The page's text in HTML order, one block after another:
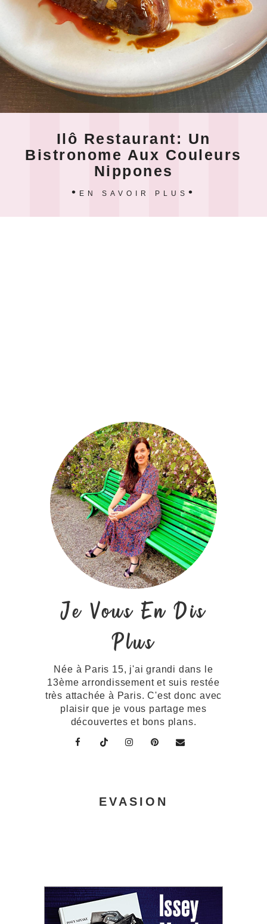
Ilô Restaurant: Un
Bistronome Aux Couleurs
Nippones
EN SAVOIR PLUS
Je Vous En Dis
Plus
Née à Paris 15, j'ai grandi dans le
13ème arrondissement et suis restée
très attachée à Paris. C'est donc avec
plaisir que je vous partage mes
découvertes et bons plans.
EVASION